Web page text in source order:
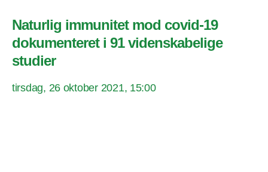
Naturlig immunitet mod covid-19
dokumenteret i 91 videnskabelige
studier
tirsdag, 26 oktober 2021, 15:00